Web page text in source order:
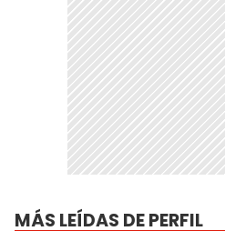
MÁS LEÍDAS DE PERFIL